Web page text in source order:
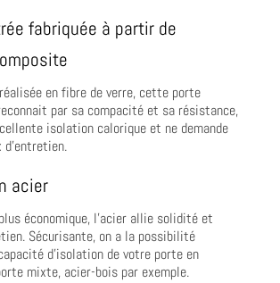
fabriquée à partir de
en fibre de verre, cette porte
par sa compacité et sa résistance,
isolation calorique et ne demande
d’entretien.
acier
économique, l’acier allie solidité et
Sécurisante, on a la possibilité
d’isolation de votre porte en
mixte, acier-bois par exemple.